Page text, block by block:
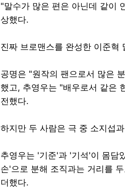
"말수가 많은 편은 아닌데 같이
상했다.
진짜 브로맨스를 완성한 이준혁
공명은 "원작의 팬으로서 많은
했고, 추영우는 "배우로서 같은
전했다.
하지만 두 사람은 극 중 소지섭
추영우는 '기준'과 '기석'이 몸담
손'으로 분해 조직과는 거리를
더했다.